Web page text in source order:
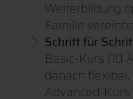
Weiterbildung
Familie
Schritt für
Basic-Kurs (10
danach
Advanced-